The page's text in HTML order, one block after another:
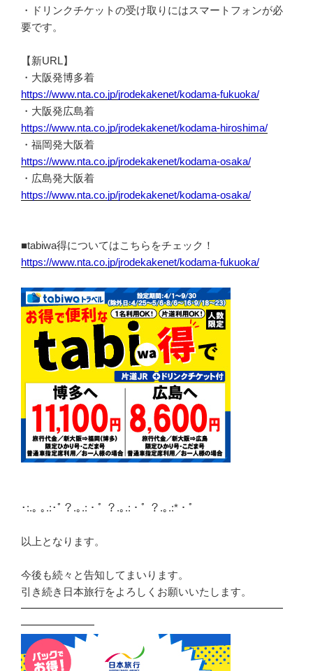
・ドリンクチケットの受け取りにはスマートフォンが必
要です。
【新URL】
・大阪発博多着
https://www.nta.co.jp/jrodekakenet/kodama-fukuoka/
・大阪発広島着
https://www.nta.co.jp/jrodekakenet/kodama-hiroshima/
・福岡発大阪着
https://www.nta.co.jp/jrodekakenet/kodama-osaka/
・広島発大阪着
https://www.nta.co.jp/jrodekakenet/kodama-osaka/
■tabiwa得についてはこちらをチェック！
https://www.nta.co.jp/jrodekakenet/kodama-fukuoka/
･:.｡ ｡.:･ﾟ？.｡.:・ﾟ ？.｡.:・ﾟ ？.｡.:*・ﾟ
以上となります。
今後も続々と告知してまいります。
引き続き日本旅行をよろしくお願いいたします。
━━━━━━━━━━━━━━━━━━━━━━━━━
━━━━━━━